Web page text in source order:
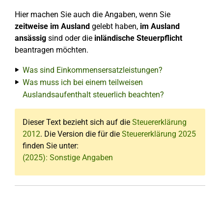
Hier machen Sie auch die Angaben, wenn Sie
zeitweise im Ausland gelebt haben, im Ausland
ansässig sind oder die inländische Steuerpflicht
beantragen möchten.
Was sind Einkommensersatzleistungen?
Was muss ich bei einem teilweisen
Auslandsaufenthalt steuerlich beachten?
Dieser Text bezieht sich auf die Steuererklärung
2012. Die Version die für die Steuererklärung 2025
finden Sie unter:
(2025): Sonstige Angaben